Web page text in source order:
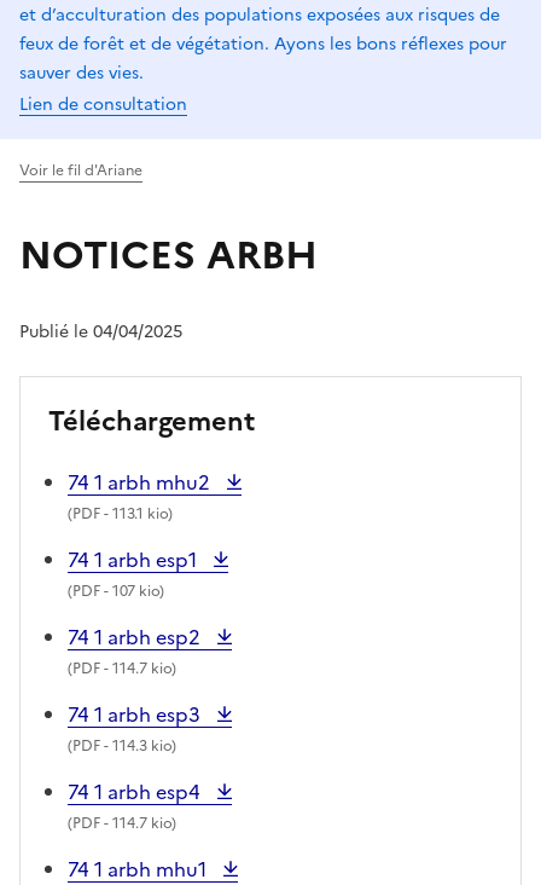
et d’acculturation des populations exposées aux risques de
feux de forêt et de végétation. Ayons les bons réflexes pour
sauver des vies.
Lien de consultation
Voir le fil d'Ariane
NOTICES ARBH
Publié le 04/04/2025
Téléchargement
74 1 arbh mhu2
(PDF- 113.1 kio)
74 1 arbh esp1
(PDF- 107 kio)
74 1 arbh esp2
(PDF- 114.7 kio)
74 1 arbh esp3
(PDF- 114.3 kio)
74 1 arbh esp4
(PDF- 114.7 kio)
74 1 arbh mhu1